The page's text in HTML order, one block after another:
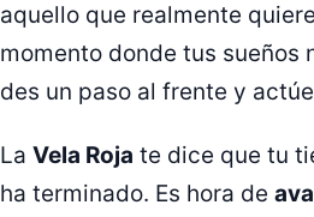
aquello que realmente
momento donde tus sueños
des un paso al frente y
La Vela Roja te dice que tu
ha terminado. Es hora de